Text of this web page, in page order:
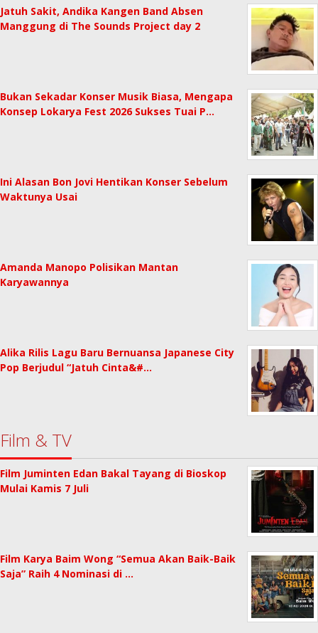
Jatuh Sakit, Andika Kangen Band Absen
Manggung di The Sounds Project day 2
Bukan Sekadar Konser Musik Biasa, Mengapa
Konsep Lokarya Fest 2026 Sukses Tuai P…
Ini Alasan Bon Jovi Hentikan Konser Sebelum
Waktunya Usai
Amanda Manopo Polisikan Mantan
Karyawannya
Alika Rilis Lagu Baru Bernuansa Japanese City
Pop Berjudul “Jatuh Cinta&#…
Film & TV
Film Juminten Edan Bakal Tayang di Bioskop
Mulai Kamis 7 Juli
Film Karya Baim Wong “Semua Akan Baik-Baik
Saja” Raih 4 Nominasi di …